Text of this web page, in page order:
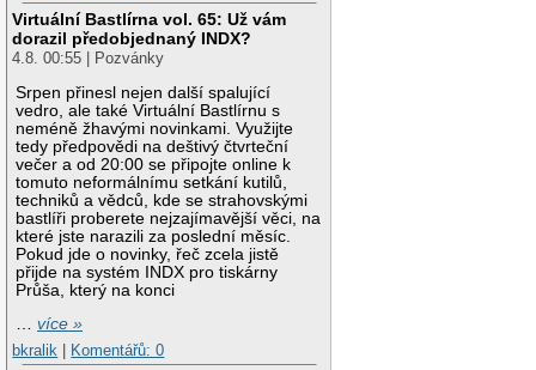
Virtuální Bastlírna vol. 65: Už vám
dorazil předobjednaný INDX?
4.8. 00:55 | Pozvánky
Srpen přinesl nejen další spalující
vedro, ale také Virtuální Bastlírnu s
neméně žhavými novinkami. Využijte
tedy předpovědi na deštivý čtvrteční
večer a od 20:00 se připojte online k
tomuto neformálnímu setkání kutilů,
techniků a vědců, kde se strahovskými
bastlíři proberete nejzajímavější věci, na
které jste narazili za poslední měsíc.
Pokud jde o novinky, řeč zcela jistě
přijde na systém INDX pro tiskárny
Průša, který na konci
…více »
bkralik | Komentářů: 0